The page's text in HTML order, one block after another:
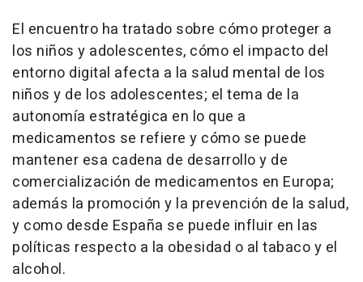
El encuentro ha tratado sobre cómo proteger a
los niños y adolescentes, cómo el impacto del
entorno digital afecta a la salud mental de los
niños y de los adolescentes; el tema de la
autonomía estratégica en lo que a
medicamentos se refiere y cómo se puede
mantener esa cadena de desarrollo y de
comercialización de medicamentos en Europa;
además la promoción y la prevención de la salud,
y como desde España se puede influir en las
políticas respecto a la obesidad o al tabaco y el
alcohol.